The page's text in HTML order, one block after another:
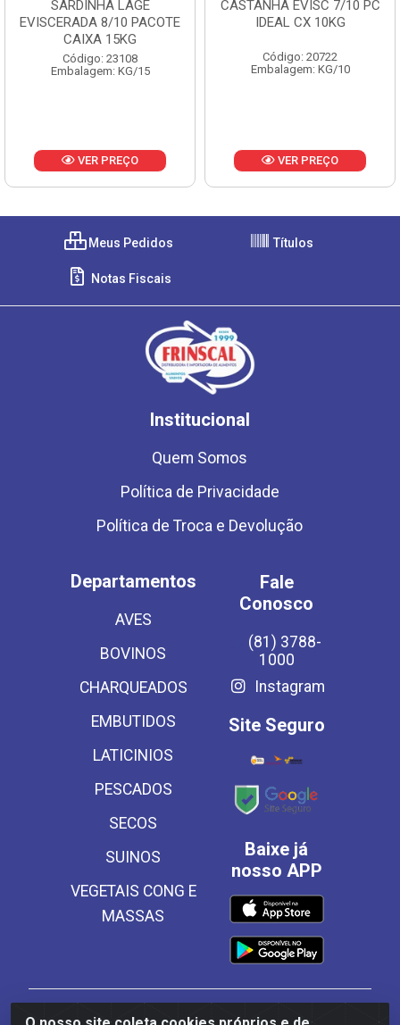
SARDINHA LAGE
EVISCERADA 8/10 PACOTE
CAIXA 15KG
Código: 23108
Embalagem: KG/15
VER PREÇO
CASTANHA EVISC 7/10 PC
IDEAL CX 10KG
Código: 20722
Embalagem: KG/10
VER PREÇO
Meus Pedidos Títulos
Notas Fiscais
Institucional
Quem Somos
Política de Privacidade
Política de Troca e Devolução
Departamentos
AVES
BOVINOS
CHARQUEADOS
EMBUTIDOS
LATICINIOS
PESCADOS
SECOS
SUINOS
VEGETAIS CONG E
MASSAS
Fale
Conosco
(81) 3788-
1000
Instagram
Site Seguro
Baixe já
nosso APP
Frinscal - Distribuidora e Importadora de Alimentos